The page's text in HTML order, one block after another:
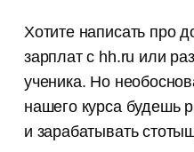
Хотите написать про
зарплат с hh.ru или
ученика. Но
нашего курса будешь
и зарабатывать